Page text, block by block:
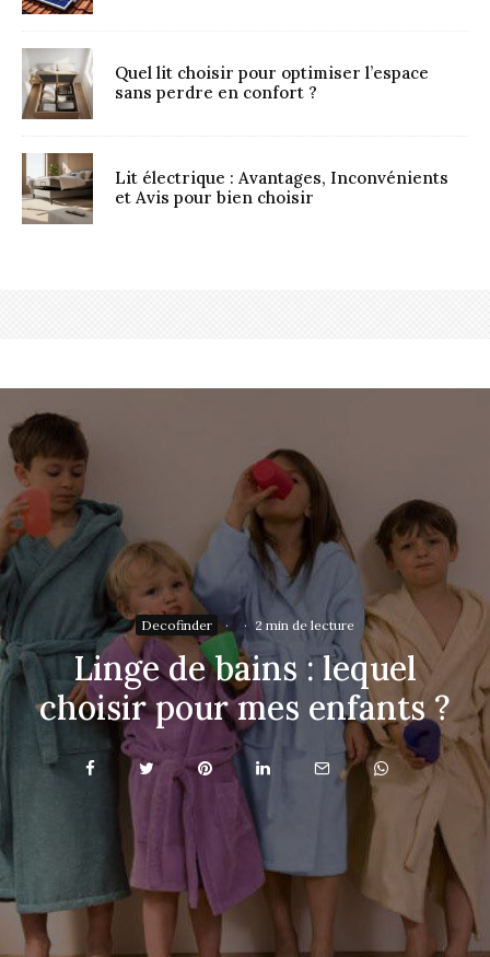
Quel lit choisir pour optimiser l’espace
sans perdre en confort ?
Lit électrique : Avantages, Inconvénients
et Avis pour bien choisir
Decofinder · · 2 min de lecture
Linge de bains : lequel
choisir pour mes enfants ?